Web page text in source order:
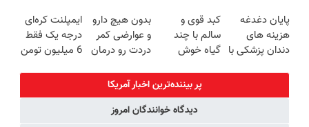
🔥 پرداخت
درب منزل
روزه ساخت!
بفروشش
پایان دغدغه
هزینه های
دندان پزشکی با
کبد قوی و
سالم با چند
گیاه خوش
بدون هیچ دارو
و عوارضی کمر
دردت رو درمان
(پرسش‌نامه)
ایمپلنت کره‌ای
درجه یک فقط
6 میلیون تومن
پر بیننده‌ترین اخبار آمریکا
دیدگاه خوانندگان امروز